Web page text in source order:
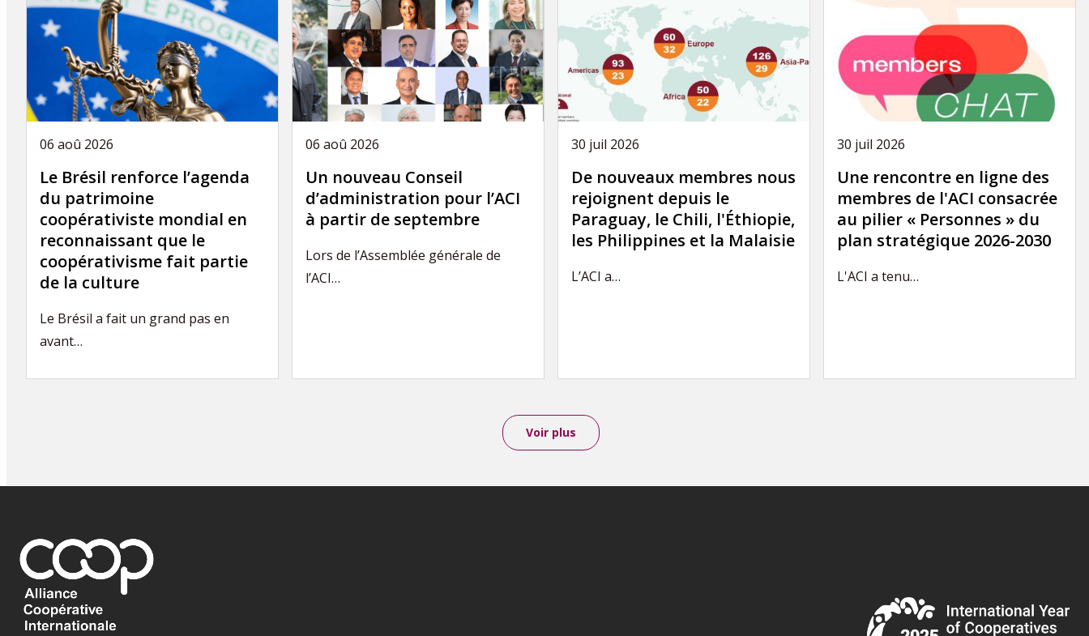
06 aoû 2026
Le Brésil renforce l’agenda
du patrimoine
coopérativiste mondial en
reconnaissant que le
coopérativisme fait partie
de la culture
Le Brésil a fait un grand pas en
avant…
06 aoû 2026
Un nouveau Conseil
d’administration pour l’ACI
à partir de septembre
Lors de l’Assemblée générale de
l’ACI…
30 juil 2026
De nouveaux membres nous
rejoignent depuis le
Paraguay, le Chili, l'Éthiopie,
les Philippines et la Malaisie
L’ACI a…
30 juil 2026
Une rencontre en ligne des
membres de l'ACI consacrée
au pilier « Personnes » du
plan stratégique 2026-2030
L'ACI a tenu…
Voir plus